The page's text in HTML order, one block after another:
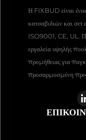
Η FIXBUD είναι
κατσαβιδιών και σετ
ISO9001, CE, UL.
εργαλεία υψηλής
προμήθειας για
προσαρμοσμένη